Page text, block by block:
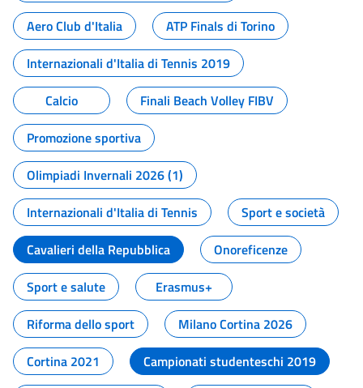
Aero Club d'Italia
ATP Finals di Torino
Internazionali d'Italia di Tennis 2019
Calcio
Finali Beach Volley FIBV
Promozione sportiva
Olimpiadi Invernali 2026 (1)
Internazionali d'Italia di Tennis
Sport e società
Cavalieri della Repubblica
Onoreficenze
Sport e salute
Erasmus+
Riforma dello sport
Milano Cortina 2026
Cortina 2021
Campionati studenteschi 2019